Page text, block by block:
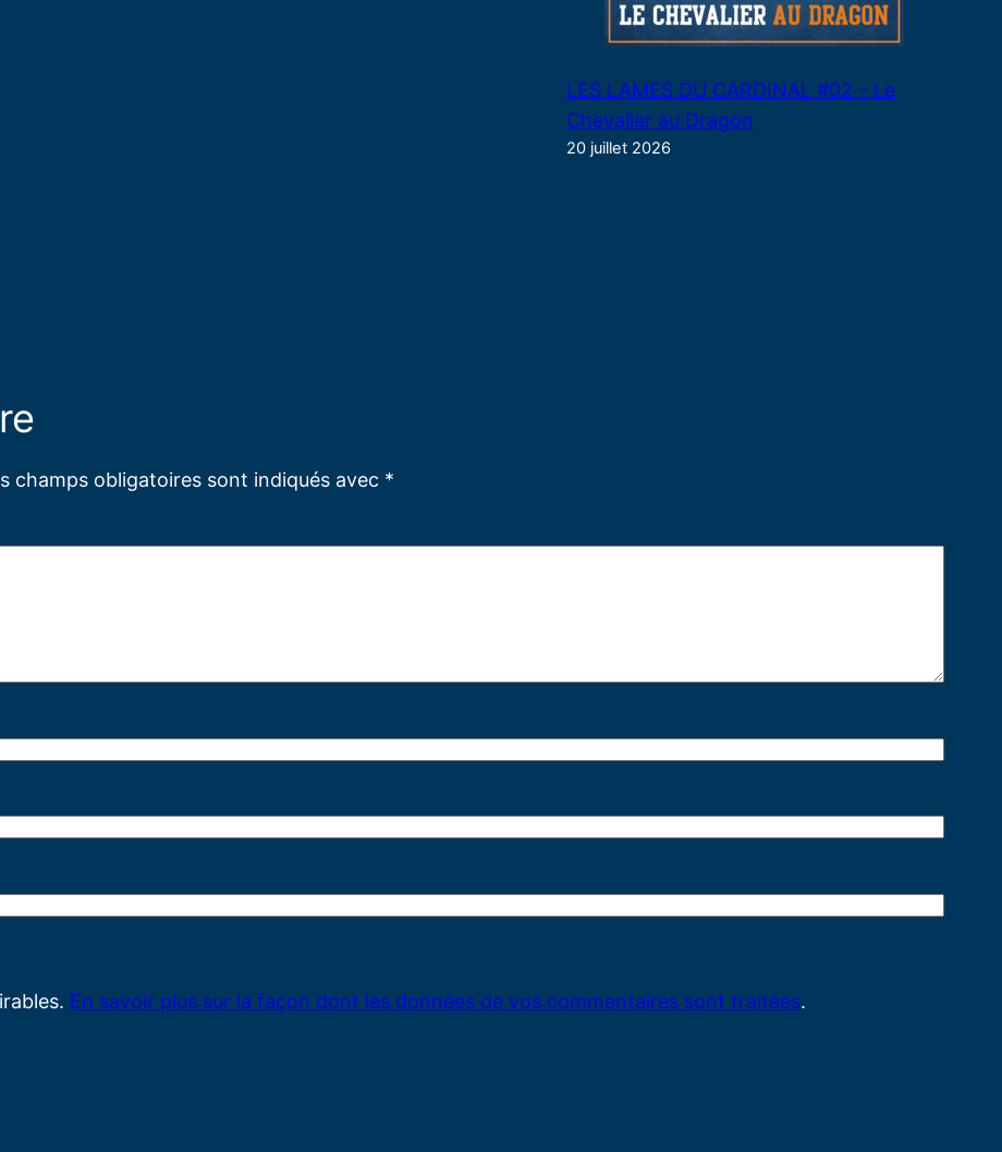
LES LAMES DU CARDINAL #02 – Le
Chevalier au Dragon
20 juillet 2026
champs obligatoires sont indiqués avec *
En savoir plus sur la façon dont les données de vos commentaires sont traitées.